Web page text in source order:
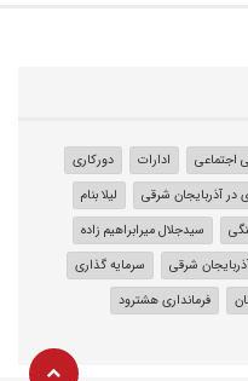
اجتماعی ادارات
دورکاری
در آذربایجان شرقی
لیلا بنام
سیدجلال میرابراهیم‌ زاده
شرقی
سرمایه گذاری
فرمانداری هشترود